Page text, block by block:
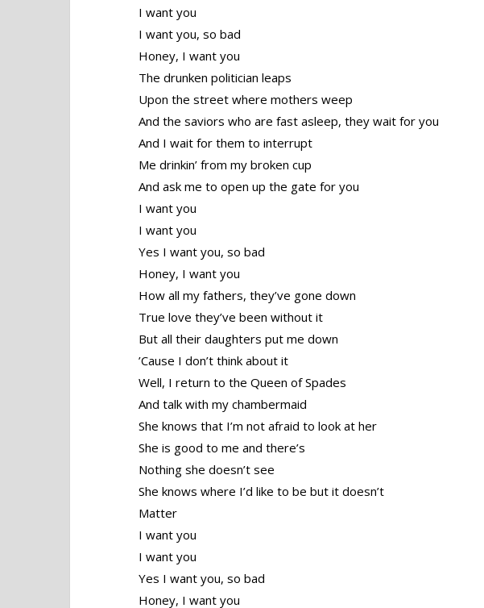
I want you
I want you, so bad
Honey, I want you
The drunken politician leaps
Upon the street where mothers weep
And the saviors who are fast asleep, they wait for you
And I wait for them to interrupt
Me drinkin’ from my broken cup
And ask me to open up the gate for you
I want you
I want you
Yes I want you, so bad
Honey, I want you
How all my fathers, they’ve gone down
True love they’ve been without it
But all their daughters put me down
’Cause I don’t think about it
Well, I return to the Queen of Spades
And talk with my chambermaid
She knows that I’m not afraid to look at her
She is good to me and there’s
Nothing she doesn’t see
She knows where I’d like to be but it doesn’t
Matter
I want you
I want you
Yes I want you, so bad
Honey, I want you